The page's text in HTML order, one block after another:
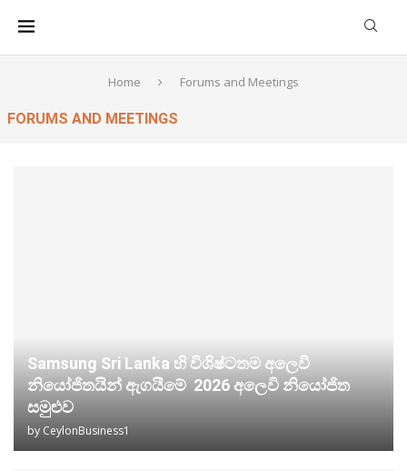
Home Forums and Meetings
FORUMS AND MEETINGS
Samsung Sri Lanka හි විශිෂ්ටතම අලෙවි
නියෝජිතයින් ඇගයීමේ 2026 අලෙවි නියෝජිත
සමුළුව
by CeylonBusiness1